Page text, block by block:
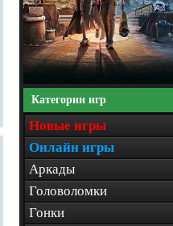
Категории игр
Новые игры
Онлайн игры
Аркады
Головоломки
Гонки